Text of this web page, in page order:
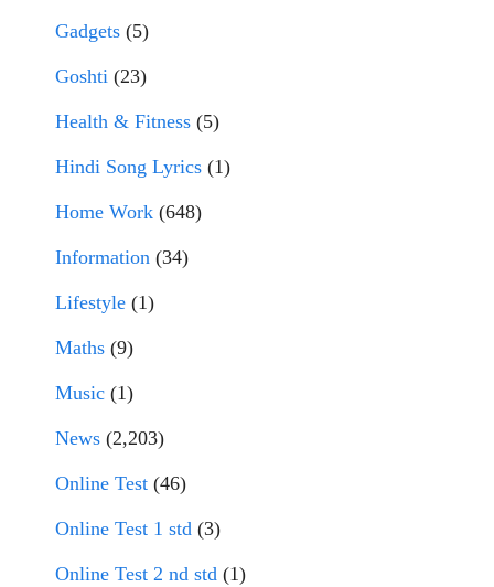
Gadgets (5)
Goshti (23)
Health & Fitness (5)
Hindi Song Lyrics (1)
Home Work (648)
Information (34)
Lifestyle (1)
Maths (9)
Music (1)
News (2,203)
Online Test (46)
Online Test 1 std (3)
Online Test 2 nd std (1)